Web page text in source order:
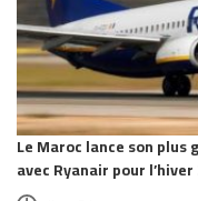
Le Maroc lance son
avec Ryanair pour